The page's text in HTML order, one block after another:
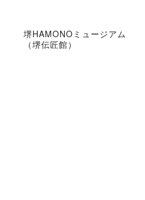
堺HAMONOミュージアム
（堺伝匠館）